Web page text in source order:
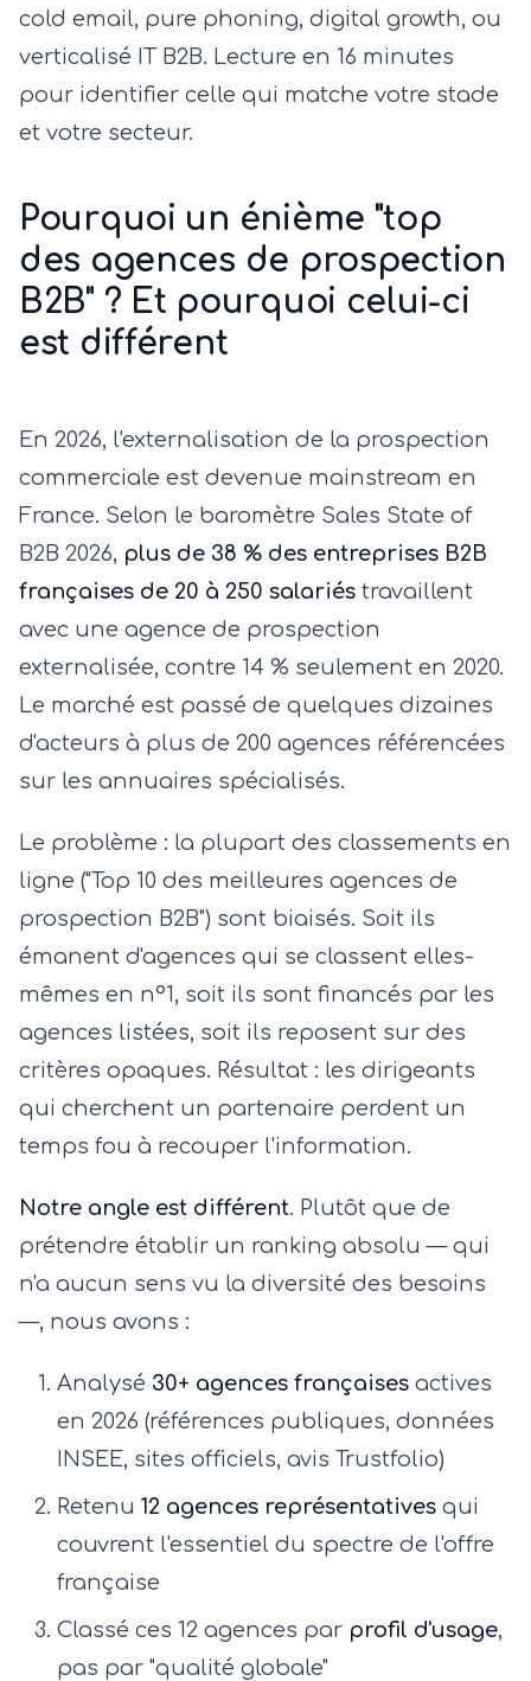
cold email, pure phoning, digital growth, ou
verticalisé IT B2B. Lecture en 16 minutes
pour identifier celle qui matche votre stade
et votre secteur.
Pourquoi un énième "top
des agences de prospection
B2B" ? Et pourquoi celui-ci
est différent
En 2026, l'externalisation de la prospection
commerciale est devenue mainstream en
France. Selon le baromètre Sales State of
B2B 2026, plus de 38 % des entreprises B2B
françaises de 20 à 250 salariés travaillent
avec une agence de prospection
externalisée, contre 14 % seulement en 2020.
Le marché est passé de quelques dizaines
d'acteurs à plus de 200 agences référencées
sur les annuaires spécialisés.
Le problème : la plupart des classements en
ligne ("Top 10 des meilleures agences de
prospection B2B") sont biaisés. Soit ils
émanent d'agences qui se classent elles-
mêmes en n°1, soit ils sont financés par les
agences listées, soit ils reposent sur des
critères opaques. Résultat : les dirigeants
qui cherchent un partenaire perdent un
temps fou à recouper l'information.
Notre angle est différent. Plutôt que de
prétendre établir un ranking absolu — qui
n'a aucun sens vu la diversité des besoins
—, nous avons :
Analysé 30+ agences françaises actives
en 2026 (références publiques, données
INSEE, sites officiels, avis Trustfolio)
Retenu 12 agences représentatives qui
couvrent l'essentiel du spectre de l'offre
française
Classé ces 12 agences par profil d'usage,
pas par "qualité globale"